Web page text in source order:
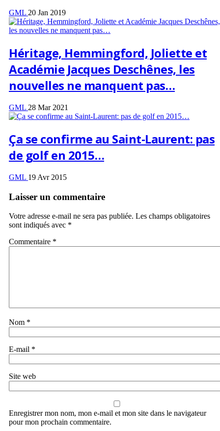
GML 20 Jan 2019
Héritage, Hemmingford, Joliette et
Académie Jacques Deschênes, les
nouvelles ne manquent pas…
GML 28 Mar 2021
Ça se confirme au Saint-Laurent: pas
de golf en 2015…
GML 19 Avr 2015
Laisser un commentaire
Votre adresse e-mail ne sera pas publiée. Les champs obligatoires
sont indiqués avec *
Commentaire *
Nom *
E-mail *
Site web
Enregistrer mon nom, mon e-mail et mon site dans le navigateur
pour mon prochain commentaire.